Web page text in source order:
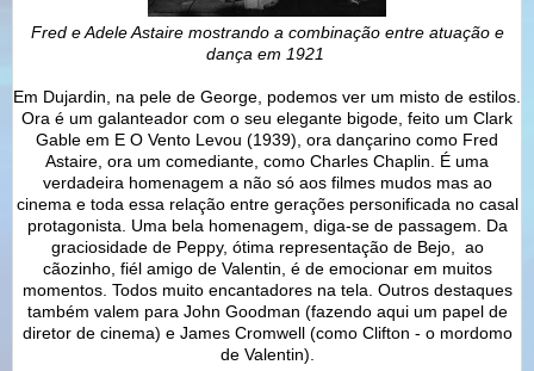
Fred e Adele Astaire mostrando a combinação entre atuação e
dança em 1921
Em Dujardin, na pele de George, podemos ver um misto de estilos.
Ora é um galanteador com o seu elegante bigode, feito um Clark
Gable em E O Vento Levou (1939), ora dançarino como Fred
Astaire, ora um comediante, como Charles Chaplin. É uma
verdadeira homenagem a não só aos filmes mudos mas ao
cinema e toda essa relação entre gerações personificada no casal
protagonista. Uma bela homenagem, diga-se de passagem. Da
graciosidade de Peppy, ótima representação de Bejo, ao
cãozinho, fiél amigo de Valentin, é de emocionar em muitos
momentos. Todos muito encantadores na tela. Outros destaques
também valem para John Goodman (fazendo aqui um papel de
diretor de cinema) e James Cromwell (como Clifton - o mordomo
de Valentin).